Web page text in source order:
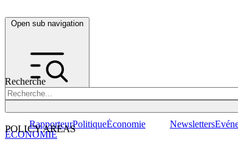
Open sub navigation
Recherche
POLICY AREAS
RapporteurPolitiqueÉconomie Newsletters
ÉCONOMIE